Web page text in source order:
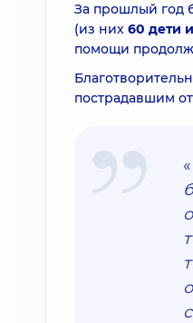
За прошлый год
(из них 60 дети
помощи
пострадавшим
«